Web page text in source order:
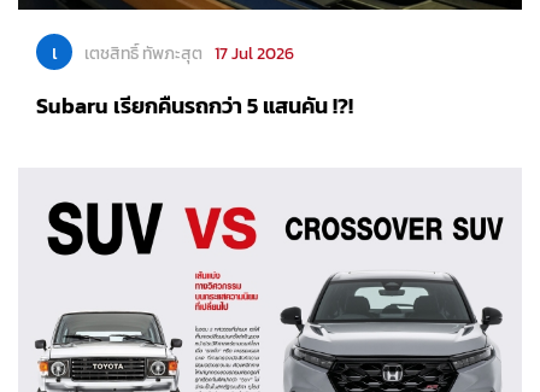
เ เตชสิทธิ์ ทัพภะสุต 17 Jul 2026
Subaru เรียกคืนรถกว่า 5 แสนคัน !?!